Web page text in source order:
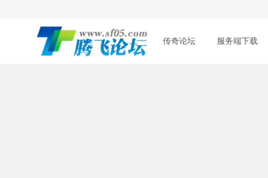
传奇论坛 服务端下载